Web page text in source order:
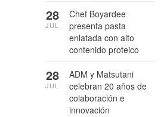
Chef Boyardee
presenta pasta
enlatada con alto
contenido proteico
28
JUL
ADM y Matsutani
celebran 20 años de
colaboración e
innovación
28
JUL